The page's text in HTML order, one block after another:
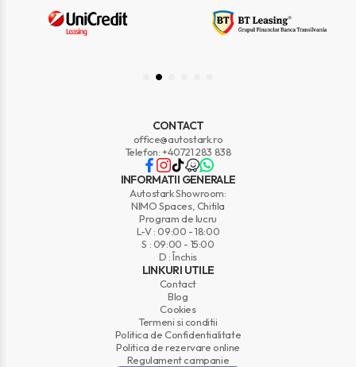
CONTACT
office@autostark.ro
Telefon: +40721 283 838
INFORMATII GENERALE
Autostark Showroom:
NIMO Spaces, Chitila
Program de lucru
L-V : 09:00 - 18:00
S : 09:00 - 15:00
D : Închis
LINKURI UTILE
Contact
Blog
Cookies
Termeni si conditii
Politica de Confidentialitate
Politica de rezervare online
Regulament campanie